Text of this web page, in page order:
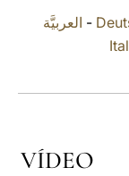
العربيَّة -
VÍDEO